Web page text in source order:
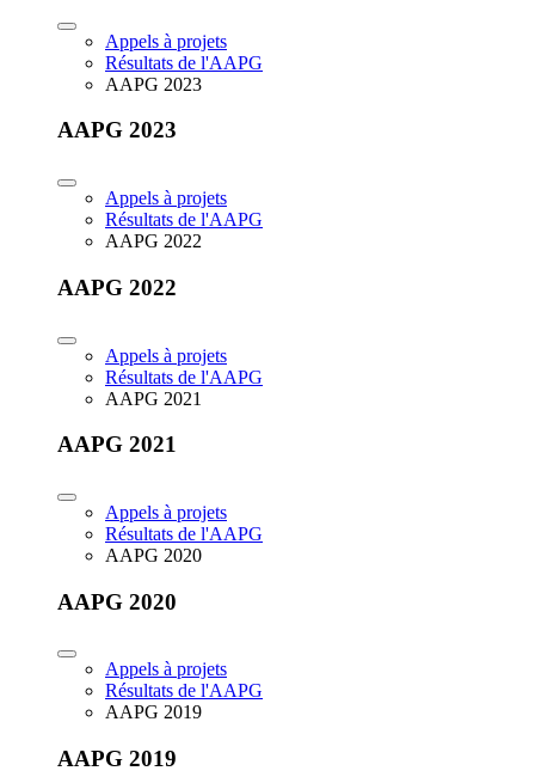
Appels à projets
Résultats de l'AAPG
AAPG 2023
AAPG 2023
Appels à projets
Résultats de l'AAPG
AAPG 2022
AAPG 2022
Appels à projets
Résultats de l'AAPG
AAPG 2021
AAPG 2021
Appels à projets
Résultats de l'AAPG
AAPG 2020
AAPG 2020
Appels à projets
Résultats de l'AAPG
AAPG 2019
AAPG 2019